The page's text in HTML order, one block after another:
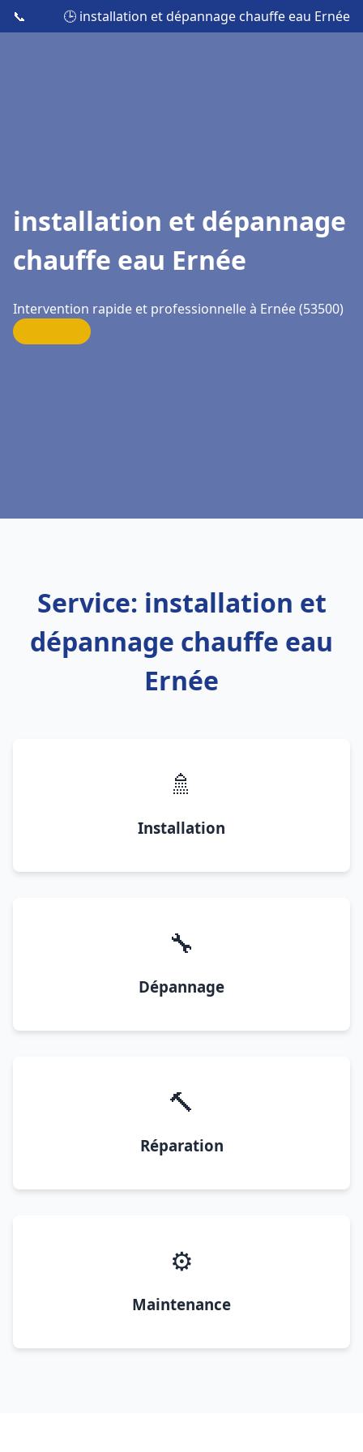
📞 🕒 installation et dépannage chauffe eau Ernée
installation et dépannage
chauffe eau Ernée
Intervention rapide et professionnelle à Ernée (53500)
Service: installation et
dépannage chauffe eau
Ernée
🚿
Installation
🔧
Dépannage
🔨
Réparation
⚙️
Maintenance